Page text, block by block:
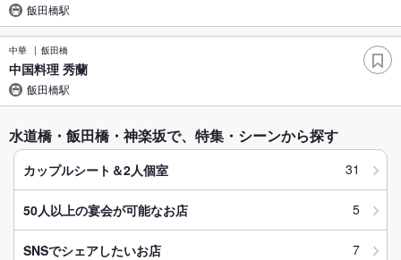
飯田橋駅
中華 飯田橋
中国料理 秀蘭
飯田橋駅
水道橋・飯田橋・神楽坂で、特集・シーンから探す
カップルシート＆2人個室 31
50人以上の宴会が可能なお店 5
SNSでシェアしたいお店 7